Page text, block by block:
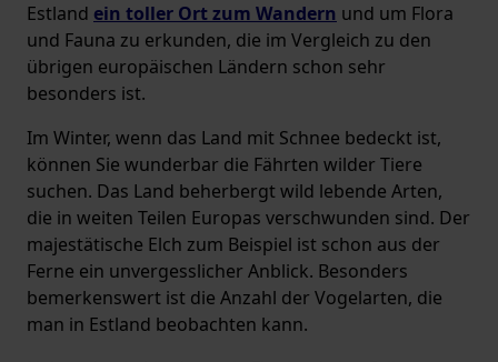
Estland ein toller Ort zum Wandern und um Flora
und Fauna zu erkunden, die im Vergleich zu den
übrigen europäischen Ländern schon sehr
besonders ist.
Im Winter, wenn das Land mit Schnee bedeckt ist,
können Sie wunderbar die Fährten wilder Tiere
suchen. Das Land beherbergt wild lebende Arten,
die in weiten Teilen Europas verschwunden sind. Der
majestätische Elch zum Beispiel ist schon aus der
Ferne ein unvergesslicher Anblick. Besonders
bemerkenswert ist die Anzahl der Vogelarten, die
man in Estland beobachten kann.